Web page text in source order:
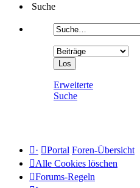
Suche
Erweiterte
Suche
· Portal Foren-Übersicht
Alle Cookies löschen
Forums-Regeln